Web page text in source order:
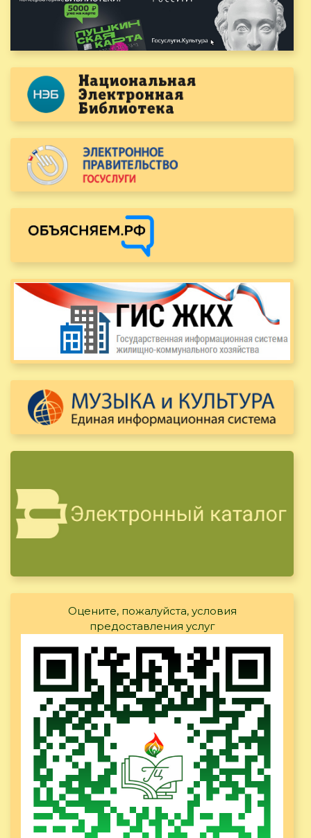
Оцените, пожалуйста, условия
предоставления услуг